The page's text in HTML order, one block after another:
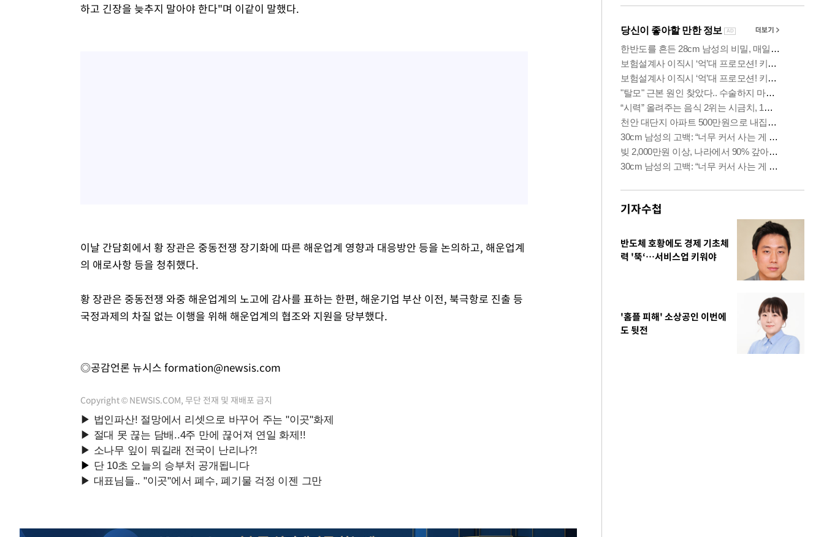
하고 긴장을 늦추지 말아야 한다"며 이같이 말했다.
이날 간담회에서 황 장관은 중동전쟁 장기화에 따른 해운업계 영향과 대응방안 등을 논의하고, 해운업계
의 애로사항 등을 청취했다.
황 장관은 중동전쟁 와중 해운업계의 노고에 감사를 표하는 한편, 해운기업 부산 이전, 북극항로 진출 등
국정과제의 차질 없는 이행을 위해 해운업계의 협조와 지원을 당부했다.
◎공감언론 뉴시스 formation@newsis.com
Copyright © NEWSIS.COM, 무단 전재 및 재배포 금지
기자수첩
반도체 호황에도 경제 기초체
력 '뚝‘…서비스업 키워야
'홈플 피해' 소상공인 이번에
도 뒷전